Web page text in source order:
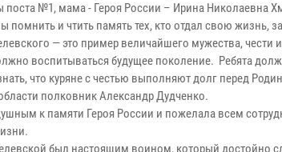
№1, мама - Героя России – Ирина Николаевна
помнить и чтить память тех, кто отдал свою жизнь,
— это пример величайшего мужества, чести
воспитываться будущее поколение. Ребята
что куряне с честью выполняют долг перед
полковник Александр Дудченко.
к памяти Героя России и пожелала всем
был настоящим воином, который достойно